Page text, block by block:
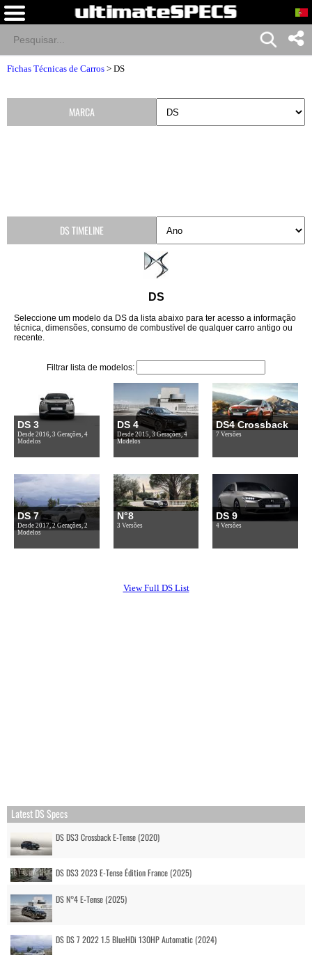
Fichas Técnicas de Carros > DS
DS
Seleccione um modelo da DS da lista abaixo para ter acesso a informação
técnica, dimensões, consumo de combustível de qualquer carro antigo ou
recente.
Filtrar lista de modelos:
DS 3
Desde 2016, 3 Gerações, 4
Modelos
DS 4
Desde 2015, 3 Gerações, 4
Modelos
DS4 Crossback
7 Versões
DS 7
Desde 2017, 2 Gerações, 2
Modelos
N°8
3 Versões
DS 9
4 Versões
View Full DS List
Latest DS Specs
DS DS3 Crossback E-Tense (2020)
DS DS3 2023 E-Tense Édition France (2025)
DS N°4 E-Tense (2025)
DS DS 7 2022 1.5 BlueHDi 130HP Automatic (2024)
MARCA
DS TIMELINE